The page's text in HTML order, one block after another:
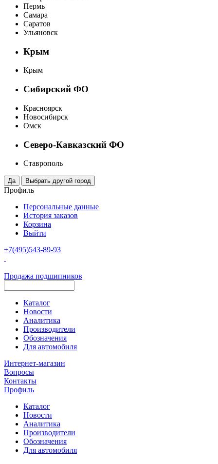
Пермь
Самара
Саратов
Ульяновск
Крым
Крым
Сибирский ФО
Красноярск
Новосибирск
Омск
Северо-Кавказский ФО
Ставрополь
Профиль
Персональные данные
История заказов
Корзина
Выйти
+7(495)543-89-93
Продажа подшипников
Каталог
Новости
Аналитика
Производители
Обозначения
Для автомобиля
Интернет-магазин
Вопросы
Контакты
Профиль
Каталог
Новости
Аналитика
Производители
Обозначения
Для автомобиля